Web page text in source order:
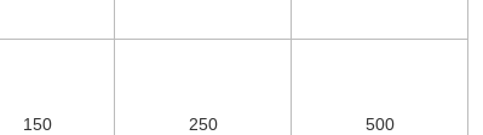
150
250 500